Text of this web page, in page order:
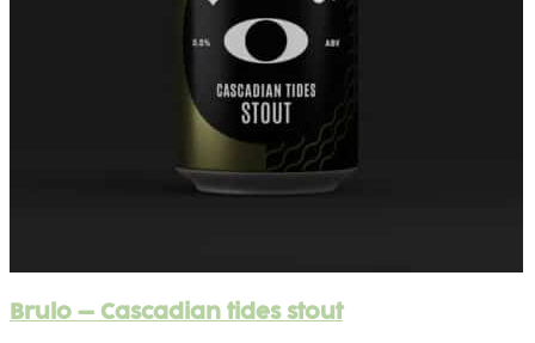
Brulo – Cascadian tides stout